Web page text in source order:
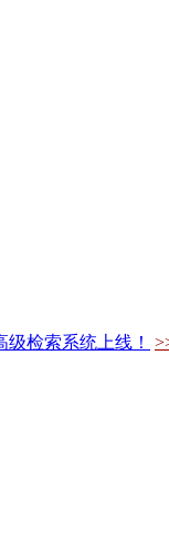
检索系统上线！